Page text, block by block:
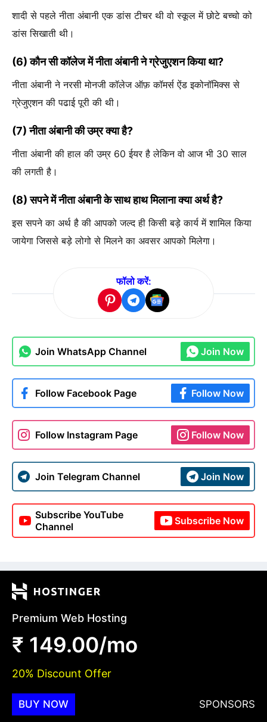
शादी से पहले नीता अंबानी एक डांस टीचर थी वो स्कूल में छोटे बच्चो को
डांस सिखाती थी।
(6) कौन सी कॉलेज में नीता अंबानी ने ग्रेजुएशन किया था?
नीता अंबानी ने नरसी मोनजी कॉलेज ऑफ़ कॉमर्स ऐंड इकोनॉमिक्स से
ग्रेजुएशन की पढाई पूरी की थी।
(7) नीता अंबानी की उम्र क्या है?
नीता अंबानी की हाल की उम्र 60 ईयर है लेकिन वो आज भी 30 साल
की लगती है।
(8) सपने में नीता अंबानी के साथ हाथ मिलाना क्या अर्थ है?
इस सपने का अर्थ है की आपको जल्द ही किसी बड़े कार्य में शामिल किया
जायेगा जिससे बड़े लोगो से मिलने का अवसर आपको मिलेगा।
फॉलो करें:
Join WhatsApp Channel Join Now
Follow Facebook Page Follow Now
Follow Instagram Page Follow Now
Join Telegram Channel Join Now
Subscribe YouTube
Channel
Subscribe Now
Premium Web Hosting
₹ 149.00/mo
20% Discount Offer
BUY NOW SPONSORS